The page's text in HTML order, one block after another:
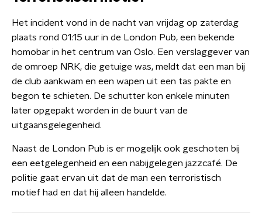
Het incident vond in de nacht van vrijdag op zaterdag
plaats rond 01:15 uur in de London Pub, een bekende
homobar in het centrum van Oslo. Een verslaggever van
de omroep NRK, die getuige was, meldt dat een man bij
de club aankwam en een wapen uit een tas pakte en
begon te schieten. De schutter kon enkele minuten
later opgepakt worden in de buurt van de
uitgaansgelegenheid.
Naast de London Pub is er mogelijk ook geschoten bij
een eetgelegenheid en een nabijgelegen jazzcafé. De
politie gaat ervan uit dat de man een terroristisch
motief had en dat hij alleen handelde.